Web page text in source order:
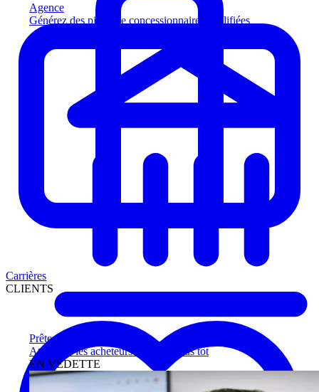
Agence
Générez des pistes de concessionnaires qualifiées
Prêteurs
Atteignez les acheteurs qualifiés plus tôt
EN VEDETTE
Carrières
CLIENTS